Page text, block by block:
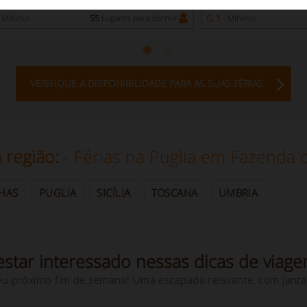
Mínimo 55 Lugares para dormir 1 - Mínimo
VERIFIQUE A DISPONIBILIDADE PARA AS SUAS FÉRIAS
região: - Férias na Puglia em Fazenda
PUGLIA SICÍLIA TOSCANA UMBRIA
interessado nessas dicas de
próximo fim de semana! Uma escapada relaxante, com